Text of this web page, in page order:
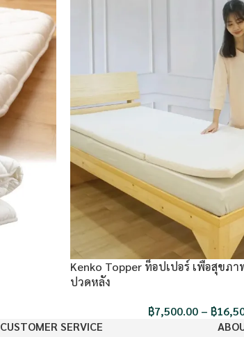
Kenko Topper ท็อปเปอร์ เพื่อสุขภ
ปวดหลัง
฿7,500.00 – ฿
CUSTOMER SERVICE